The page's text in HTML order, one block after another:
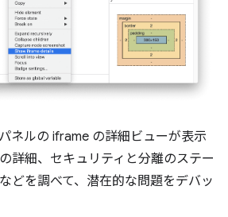
ネルの iframe の詳細ビューが表示
詳細、セキュリティと分離のステー
などを調べて、潜在的な問題をデバッ